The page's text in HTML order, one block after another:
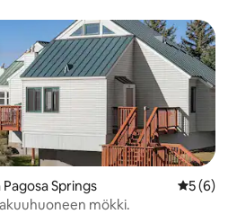
Springs
5 (6)
mökki.